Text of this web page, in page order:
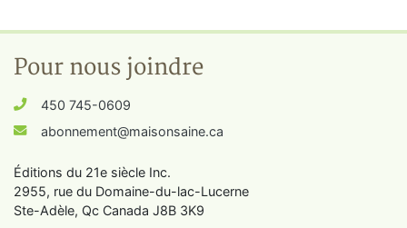
Pour nous joindre
450 745-0609
abonnement@maisonsaine.ca
Éditions du 21e siècle Inc.
2955, rue du Domaine-du-lac-Lucerne
Ste-Adèle, Qc Canada J8B 3K9